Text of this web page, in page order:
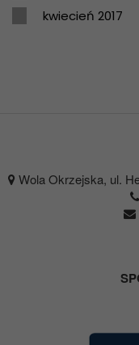
kwiecień 2017
Wola Okrzejska, ul.